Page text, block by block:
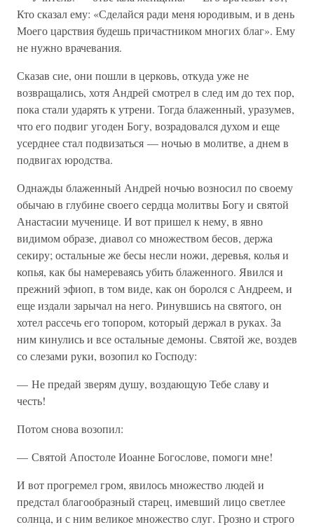
Кто сказал ему: «Сделайся ради меня юродивым, и в день
Моего царствия будешь причастником многих благ». Ему
не нужно врачевания.
Сказав сие, они пошли в церковь, откуда уже не
возвращались, хотя Андрей смотрел в след им до тех пор,
пока стали ударять к утрени. Тогда блаженный, уразумев,
что его подвиг угоден Богу, возрадовался духом и еще
усерднее стал подвизаться — ночью в молитве, а днем в
подвигах юродства.
Однажды блаженный Андрей ночью возносил по своему
обычаю в глубине своего сердца молитвы Богу и святой
Анастасии мученице. И вот пришел к нему, в явно
видимом образе, диавол со множеством бесов, держа
секиру; остальные же бесы несли ножи, деревья, колья и
копья, как бы намереваясь убить блаженного. Явился и
прежний эфиоп, в том виде, как он боролся с Андреем, и
еще издали зарычал на него. Ринувшись на святого, он
хотел рассечь его топором, который держал в руках. За
ним кинулись и все остальные демоны. Святой же, воздев
со слезами руки, возопил ко Господу:
— Не предай зверям душу, воздающую Тебе славу и
честь!
Потом снова возопил:
— Святой Апостоле Иоанне Богослове, помоги мне!
И вот прогремел гром, явилось множество людей и
предстал благообразный старец, имевший лицо светлее
солнца, и с ним великое множество слуг. Грозно и строго